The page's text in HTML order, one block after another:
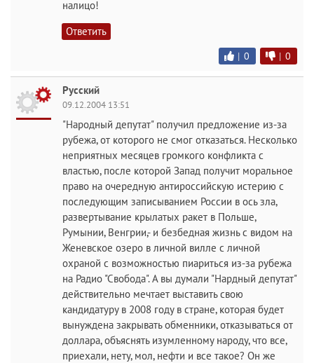
налицо!
Ответить
| 0 | 0
Русский
09.12.2004 13:51
"Народный депутат" получил предложение из-за
рубежа, от которого не смог отказаться. Несколько
неприятных месяцев громкого конфликта с
властью, после которой Запад получит моральное
право на очередную антироссийскую истерию с
последующим записыванием России в ось зла,
развертывание крылатых ракет в Польше,
Румынии, Венгрии,- и безбедная жизнь с видом на
Женевское озеро в личной вилле с личной
охраной с возможностью пиариться из-за рубежа
на Радио "Свобода". А вы думали "Нардный депутат"
действительно мечтает выставить свою
кандидатуру в 2008 году в стране, которая будет
вынуждена закрывать обменники, отказываться от
доллара, объяснять изумленному народу, что все,
приехали, нету, мол, нефти и все такое? Он же